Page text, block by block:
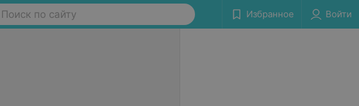
Поиск по сайту Избранное Войти